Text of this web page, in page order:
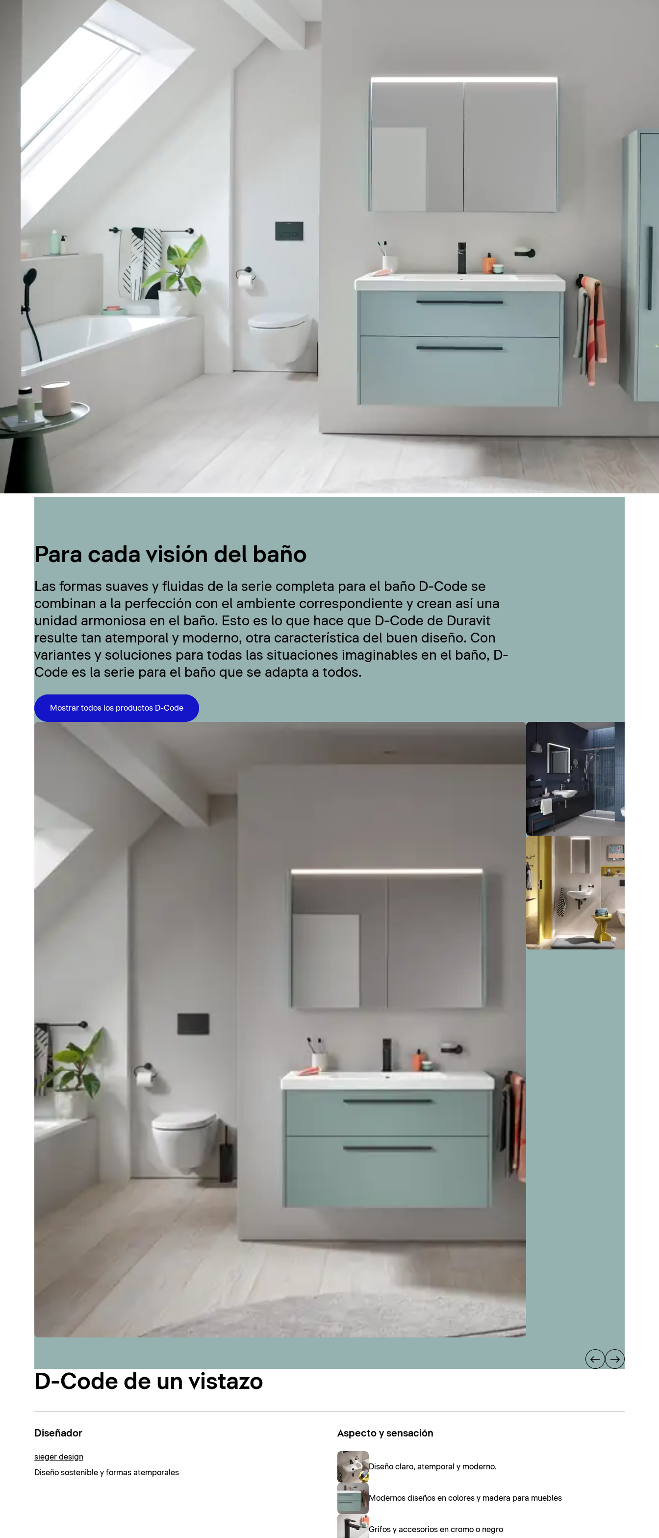
Para cada visión del baño
Las formas suaves y fluidas de la serie completa para el baño D-Code se
combinan a la perfección con el ambiente correspondiente y crean así una
unidad armoniosa en el baño. Esto es lo que hace que D-Code de Duravit
resulte tan atemporal y moderno, otra característica del buen diseño. Con
variantes y soluciones para todas las situaciones imaginables en el baño, D-
Code es la serie para el baño que se adapta a todos.
Mostrar todos los productos D-Code
D-Code de un vistazo
Diseñador
sieger design
Diseño sostenible y formas atemporales
Aspecto y sensación
Diseño claro, atemporal y moderno.
Modernos diseños en colores y madera para muebles
Grifos y accesorios en cromo o negro